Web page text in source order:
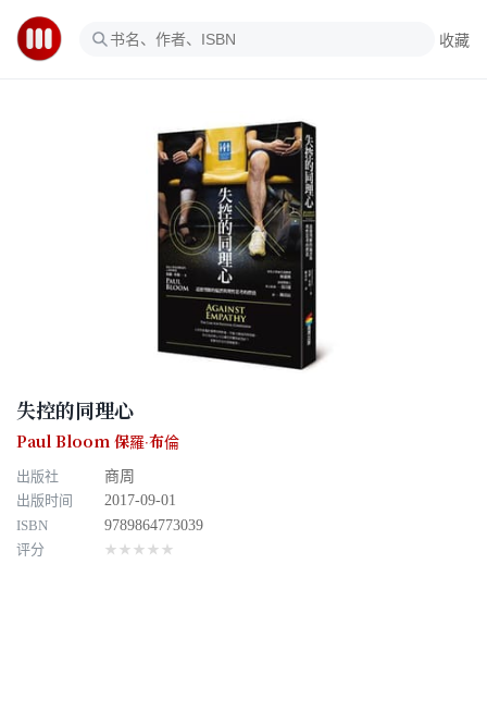
收藏
失控的同理心
Paul Bloom 保羅‧布倫
出版社
商周
出版时间
2017-09-01
ISBN
9789864773039
评分
★★★★★